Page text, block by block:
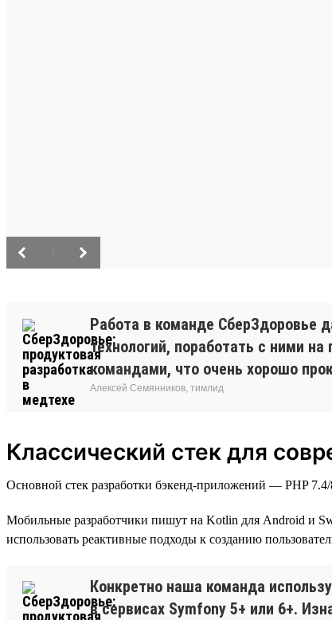
Работа в команде СберЗдоровье
технологий, поработать с ними
командами, что очень хорошо
Алексей Семянников, тимлид
Классический стек для
Основной стек разработки бэкенд-приложений — PHP
Мобильные разработчики пишут на Kotlin для Android и
использовать реактивные подходы к созданию
Конкретно наша команда
в сервисах Symfony 5+ или 6+.